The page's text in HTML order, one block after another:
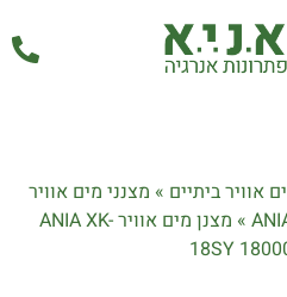
אוויר ביתיים»מצנני מים אוויר
»
מצנן מים אוויר ANIA XK-
18SY